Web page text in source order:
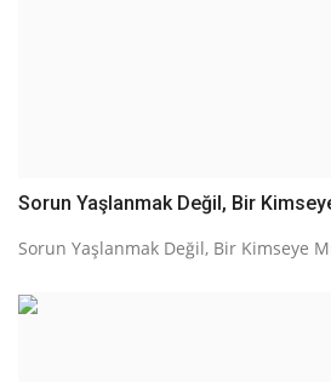
Sorun Yaşlanmak Değil, Bir
Sorun Yaşlanmak Değil, Bir Kimseye